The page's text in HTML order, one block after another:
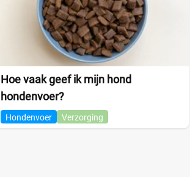
Hoe vaak geef ik mijn hond
hondenvoer?
Hondenvoer Verzorging